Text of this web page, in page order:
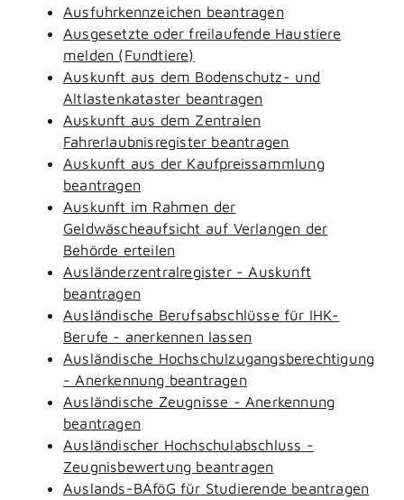
Ausfuhrkennzeichen beantragen
Ausgesetzte oder freilaufende Haustiere
melden (Fundtiere)
Auskunft aus dem Bodenschutz- und
Altlastenkataster beantragen
Auskunft aus dem Zentralen
Fahrerlaubnisregister beantragen
Auskunft aus der Kaufpreissammlung
beantragen
Auskunft im Rahmen der
Geldwäscheaufsicht auf Verlangen der
Behörde erteilen
Ausländerzentralregister - Auskunft
beantragen
Ausländische Berufsabschlüsse für IHK-
Berufe - anerkennen lassen
Ausländische Hochschulzugangsberechtigung
- Anerkennung beantragen
Ausländische Zeugnisse - Anerkennung
beantragen
Ausländischer Hochschulabschluss -
Zeugnisbewertung beantragen
Auslands-BAföG für Studierende beantragen